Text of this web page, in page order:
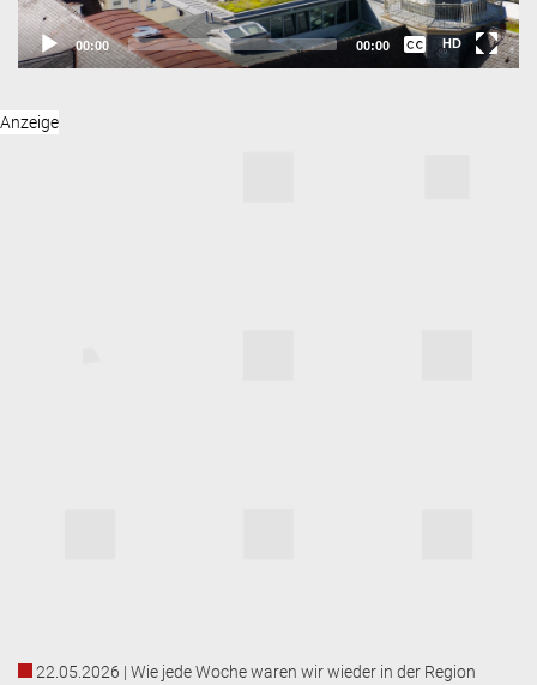
22.05.2026 | Wie jede Woche waren wir wieder in der Region